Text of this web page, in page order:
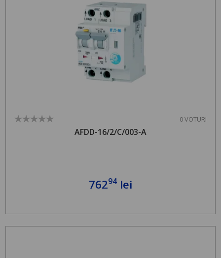
0 VOTURI
AFDD-16/2/C/003-A
76294 lei